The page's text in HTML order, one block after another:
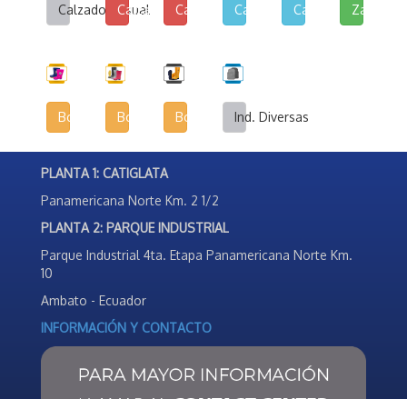
Calzado CasualCalzado de Lona y Cuerina
Calzado de Lona Urbana
Calzado EscolarCalzado Deportivo
Botas InfantilesBotas AgrícolasBotas de Seguridad Industrial
Ind. Diversas
PLANTA 1: CATIGLATA
Panamericana Norte Km. 2 1/2
PLANTA 2: PARQUE INDUSTRIAL
Parque Industrial 4ta. Etapa Panamericana Norte Km.
10
Ambato - Ecuador
INFORMACIÓN Y CONTACTO